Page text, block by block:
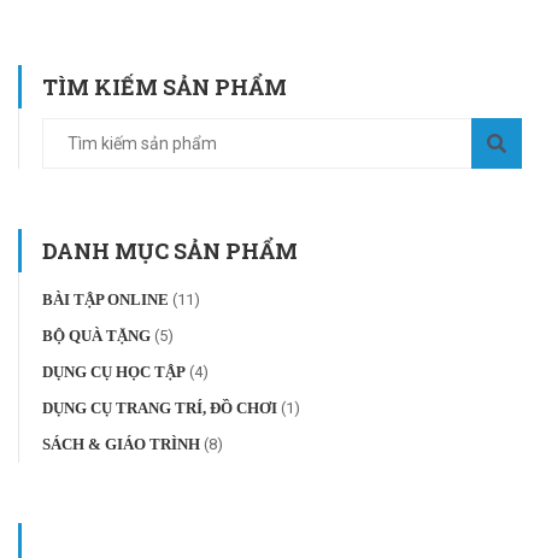
TÌM KIẾM SẢN PHẨM
DANH MỤC SẢN PHẨM
BÀI TẬP ONLINE (11)
BỘ QUÀ TẶNG (5)
DỤNG CỤ HỌC TẬP (4)
DỤNG CỤ TRANG TRÍ, ĐỒ CHƠI (1)
SÁCH & GIÁO TRÌNH (8)